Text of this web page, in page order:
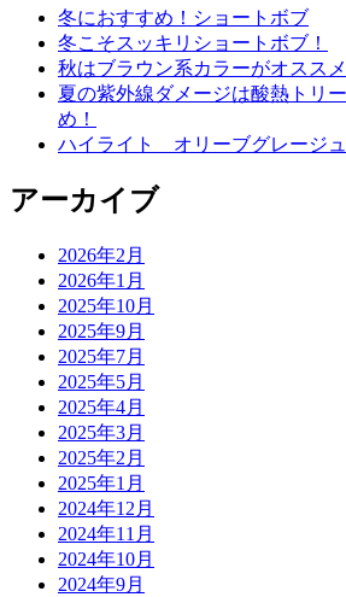
冬におすすめ！ショートボブ
冬こそスッキリショートボブ！
秋はブラウン系カラーがオススメ
夏の紫外線ダメージは酸熱トリ
め！
ハイライト オリーブグレージュ
アーカイブ
2026年2月
2026年1月
2025年10月
2025年9月
2025年7月
2025年5月
2025年4月
2025年3月
2025年2月
2025年1月
2024年12月
2024年11月
2024年10月
2024年9月